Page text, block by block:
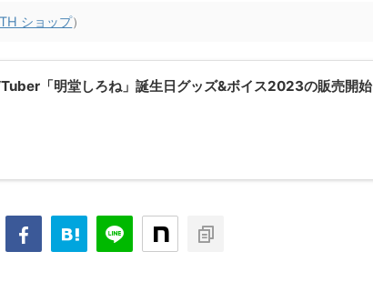
ショップ）
「明堂しろね」誕生日グッズ&ボイス2023の販売開始